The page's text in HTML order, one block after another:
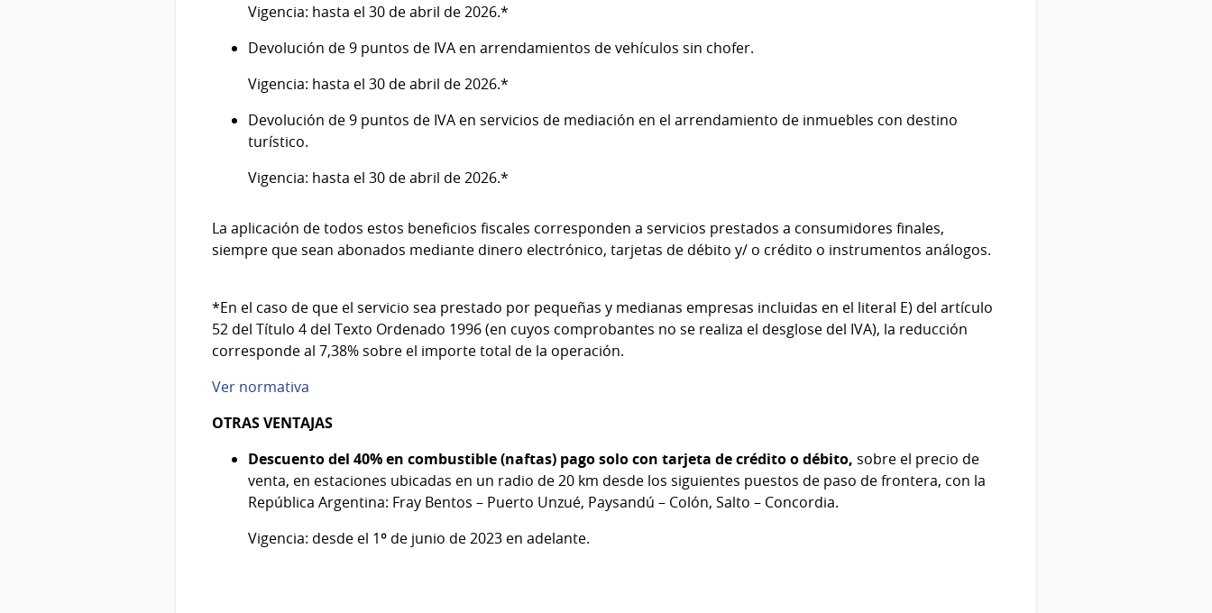
Vigencia: hasta el 30 de abril de 2026.*
Devolución de 9 puntos de IVA en arrendamientos de vehículos sin chofer.
Vigencia: hasta el 30 de abril de 2026.*
Devolución de 9 puntos de IVA en servicios de mediación en el arrendamiento de inmuebles con destino
turístico.
Vigencia: hasta el 30 de abril de 2026.*
La aplicación de todos estos beneficios fiscales corresponden a servicios prestados a consumidores finales,
siempre que sean abonados mediante dinero electrónico, tarjetas de débito y/ o crédito o instrumentos análogos.
*En el caso de que el servicio sea prestado por pequeñas y medianas empresas incluidas en el literal E) del artículo
52 del Título 4 del Texto Ordenado 1996 (en cuyos comprobantes no se realiza el desglose del IVA), la reducción
corresponde al 7,38% sobre el importe total de la operación.
Ver normativa
OTRAS VENTAJAS
Descuento del 40% en combustible (naftas) pago solo con tarjeta de crédito o débito, sobre el precio de
venta, en estaciones ubicadas en un radio de 20 km desde los siguientes puestos de paso de frontera, con la
República Argentina: Fray Bentos – Puerto Unzué, Paysandú – Colón, Salto – Concordia.
Vigencia: desde el 1º de junio de 2023 en adelante.